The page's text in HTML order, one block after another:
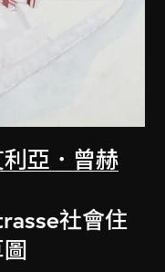
利亞．曾赫
社會住